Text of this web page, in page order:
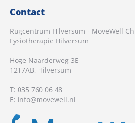
Contact
Rugcentrum Hilversum - MoveWell
Fysiotherapie Hilversum
Hoge Naarderweg 3E
1217AB, Hilversum
T: 035 760 06 48
E: info@movewell.nl